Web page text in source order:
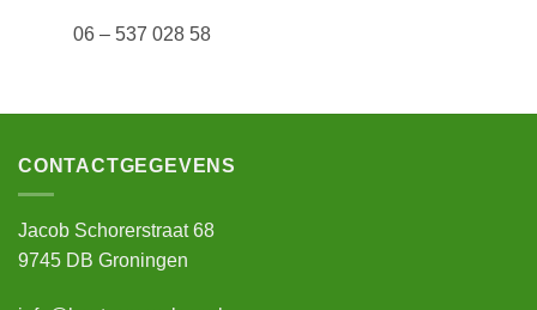
CONTACTGEGEVENS
Jacob Schorerstraat 68